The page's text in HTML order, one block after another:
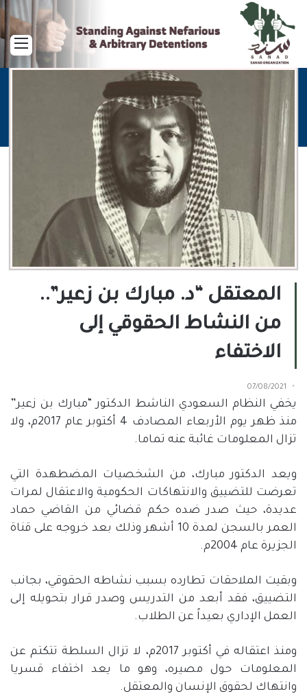
المعتقل “د. مبارك بن زعير”..
من النشاط الحقوقي إلى
الاختفاء
07/08/2021
يخفي النظام السعودي الناشط الدكتور “مبارك بن زعير”
منذ ظهر يوم الأربعاء المصادف 4 أكتوبر عام 2017م، ولا
تزال المعلومات غائبة عنه تماما.
ويعد الدكتور مبارك، من الشخصيات المضطهدة التي
تعرضت للتضييق والانتهاكات الحكومية والاعتقال لمرات
عديدة، حيث صدر ضده حكم قضائي من القاضي حماد
العمر بالسجن لمدة 10 أشهر وذلك بعد خروجه على قناة
الجزيرة عام 2004م.
وبقيت الملاحقات تطارده بسبب نشاطه الحقوقي، بجانب
التضييق، فقد أبعد من التدريس وصدر قرار بتحويله إلى
العمل الإداري بعيداً عن الطلاب.
ومنذ اعتقاله في أكتوبر 2017م، لا تزال السلطة تتكتم عن
المعلومات حول مصيره، وهو ما يعد اختفاء قسريا
وانتهاك لحقوق الإنسان والمعتقل.